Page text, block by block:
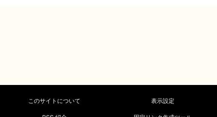
このサイトについて 表示設定